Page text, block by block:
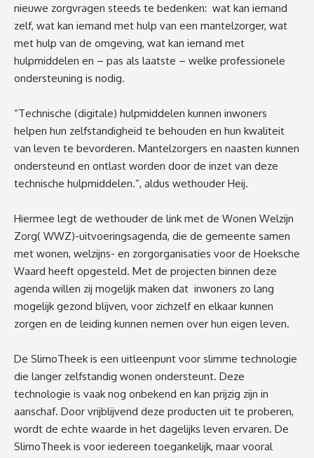
nieuwe zorgvragen steeds te bedenken: wat kan iemand
zelf, wat kan iemand met hulp van een mantelzorger, wat
met hulp van de omgeving, wat kan iemand met
hulpmiddelen en – pas als laatste – welke professionele
ondersteuning is nodig.
“Technische (digitale) hulpmiddelen kunnen inwoners
helpen hun zelfstandigheid te behouden en hun kwaliteit
van leven te bevorderen. Mantelzorgers en naasten kunnen
ondersteund en ontlast worden door de inzet van deze
technische hulpmiddelen.”, aldus wethouder Heij.
Hiermee legt de wethouder de link met de Wonen Welzijn
Zorg( WWZ)-uitvoeringsagenda, die de gemeente samen
met wonen, welzijns- en zorgorganisaties voor de Hoeksche
Waard heeft opgesteld. Met de projecten binnen deze
agenda willen zij mogelijk maken dat inwoners zo lang
mogelijk gezond blijven, voor zichzelf en elkaar kunnen
zorgen en de leiding kunnen nemen over hun eigen leven.
De SlimoTheek is een uitleenpunt voor slimme technologie
die langer zelfstandig wonen ondersteunt. Deze
technologie is vaak nog onbekend en kan prijzig zijn in
aanschaf. Door vrijblijvend deze producten uit te proberen,
wordt de echte waarde in het dagelijks leven ervaren. De
SlimoTheek is voor iedereen toegankelijk, maar vooral